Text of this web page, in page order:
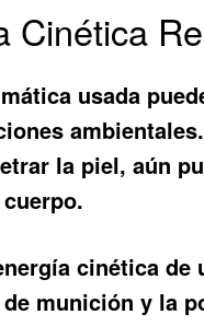
usada
la piel, aún
cinética
munición y la